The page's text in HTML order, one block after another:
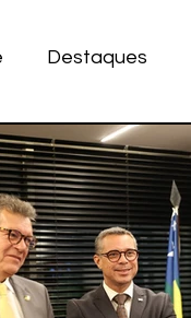
Destaques